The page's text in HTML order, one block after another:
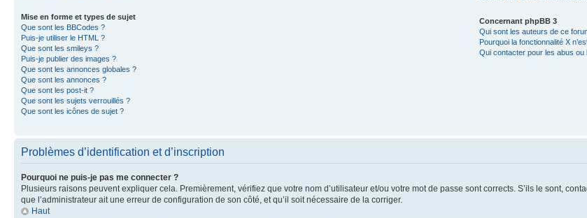
Mise en forme et types de sujet
Que sont les BBCodes ?
Puis-je utiliser le HTML ?
Que sont les smileys ?
Puis-je publier des images ?
Que sont les annonces globales ?
Que sont les annonces ?
Que sont les post-it ?
Que sont les sujets verrouillés ?
Que sont les icônes de sujet ?
Concernant phpBB 3
Qui sont les auteurs de ce
Pourquoi la fonctionnalité X
Qui contacter pour les abus
Problèmes d’identification et d’inscription
Pourquoi ne puis-je pas me connecter ?
Plusieurs raisons peuvent expliquer cela. Premièrement, vérifiez que votre nom d’utilisateur et/ou votre mot de passe sont corrects. S’ils le sont,
que l’administrateur ait une erreur de configuration de son côté, et qu’il soit nécessaire de la corriger.
Haut